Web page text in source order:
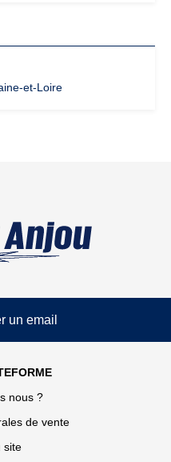
et-Loire
un email
nous ?
de vente
site